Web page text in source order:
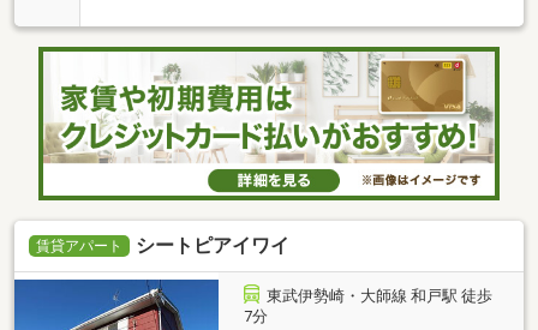
賃貸アパート シートピアイワイ
東武伊勢崎・大師線 和戸駅 徒歩
7分